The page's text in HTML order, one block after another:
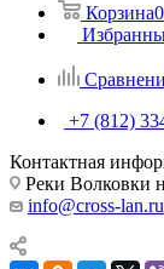
Корзина0
+7 (812)
Контактная
Реки Волковки
info@cross-lan.ru